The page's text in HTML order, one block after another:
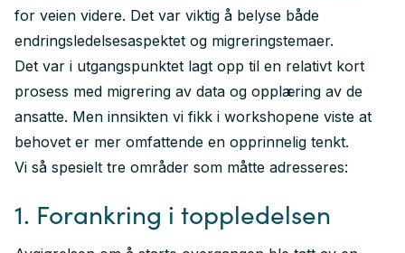
for veien videre. Det var viktig å belyse både
endringsledelsesaspektet og migreringstemaer.
Det var i utgangspunktet lagt opp til en relativt kort
prosess med migrering av data og opplæring av de
ansatte. Men innsikten vi fikk i workshopene viste at
behovet er mer omfattende en opprinnelig tenkt.
Vi så spesielt tre områder som måtte adresseres:
1. Forankring i toppledelsen